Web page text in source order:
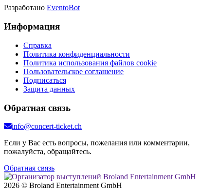
Разработано EventoBot
Информация
Справка
Политика конфиденциальности
Политика использования файлов cookie
Пользовательское соглашение
Подписаться
Защита данных
Обратная связь
info@concert-ticket.ch
Если у Вас есть вопросы, пожелания или комментарии,
пожалуйста, обращайтесь.
Обратная связь
2026 © Broland Entertainment GmbH